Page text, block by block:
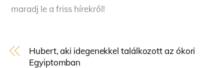
maradj le a friss hírekről!
Hubert, aki idegenekkel találkozott az ókori
Egyiptomban